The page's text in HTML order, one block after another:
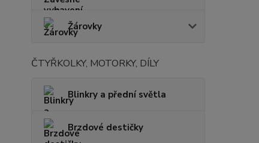
Žárovky
ČTYŘKOLKY, MOTORKY, DÍLY
Blinkry a přední světla
Brzdové destičky